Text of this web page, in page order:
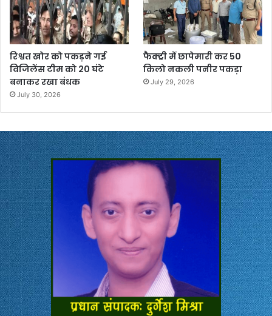
रिश्वत खोर को पकड़ने गई
विजिलेंस टीम को 20 घंटे
बनाकर रखा बंधक
July 30, 2026
फैक्ट्री में छापेमारी कर 50
किलो नकली पनीर पकड़ा
July 29, 2026